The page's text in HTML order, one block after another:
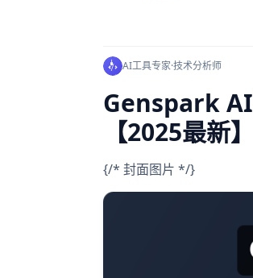
AI工具专家·技术分析师
Genspark AI
【2025最新】
{/* 封面图片 */}